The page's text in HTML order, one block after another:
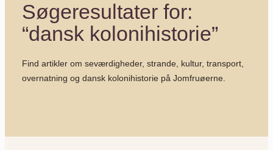
Søgeresultater for:
“dansk kolonihistorie”
Find artikler om seværdigheder, strande, kultur, transport,
overnatning og dansk kolonihistorie på Jomfruøerne.